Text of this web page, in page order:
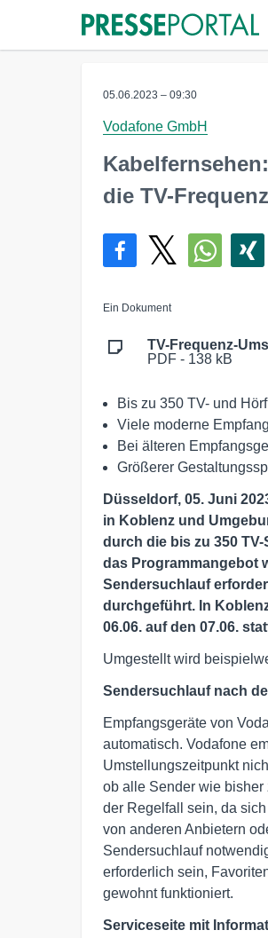
05.06.2023 – 09:30
Vodafone GmbH
die TV-
Ein Dokument
TV-Frequenz-
PDF - 138 kB
Bis zu 350 TV- und
Viele moderne
Bei älteren
Größerer
Düsseldorf, 05. Juni
in Koblenz und
durch die bis zu 350
das Programmangebot
Sendersuchlauf
durchgeführt. In
06.06. auf den 07.06.
Umgestellt wird
Sendersuchlauf nach
Empfangsgeräte von
automatisch. Vodafone
Umstellungszeitpunkt
ob alle Sender wie
der Regelfall sein, da
von anderen Anbietern
Sendersuchlauf
erforderlich sein,
gewohnt funktioniert.
Serviceseite mit